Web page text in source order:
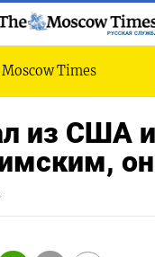
РУССКАЯ
Times
из США